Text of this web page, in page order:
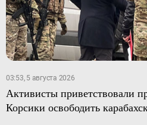
03:53, 5 августа 2026
Активисты приветствовали
Корсики освободить